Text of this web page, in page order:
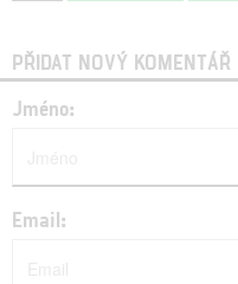
PŘIDAT NOVÝ KOMENTÁŘ
Jméno:
Email: